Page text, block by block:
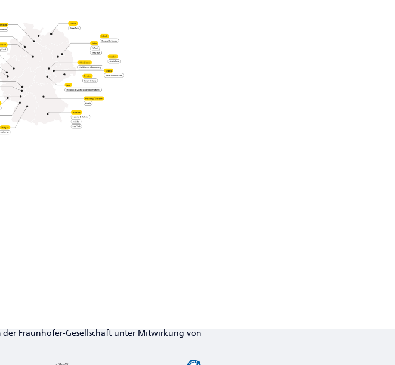
der Fraunhofer-Gesellschaft unter Mitwirkung von